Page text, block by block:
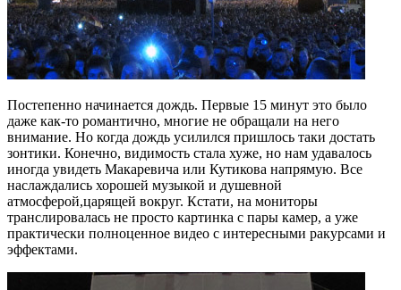
Постепенно начинается дождь. Первые 15 минут это было
даже как-то романтично, многие не обращали на него
внимание. Но когда дождь усилился пришлось таки достать
зонтики. Конечно, видимость стала хуже, но нам удавалось
иногда увидеть Макаревича или Кутикова напрямую. Все
наслаждались хорошей музыкой и душевной
атмосферой,царящей вокруг. Кстати, на мониторы
транслировалась не просто картинка с пары камер, а уже
практически полноценное видео с интересными ракурсами и
эффектами.